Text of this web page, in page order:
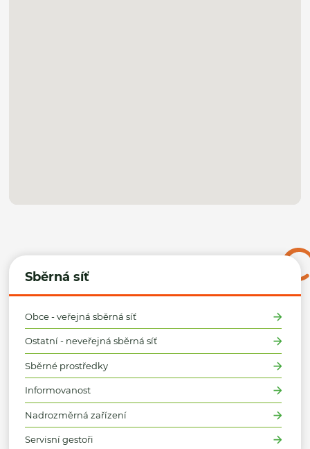
Sběrná síť
Obce - veřejná sběrná síť
Ostatní - neveřejná sběrná síť
Sběrné prostředky
Informovanost
Nadrozměrná zařízení
Servisní gestoři